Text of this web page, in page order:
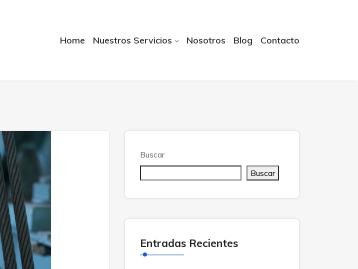
Home Nuestros Servicios Nosotros Blog Contacto
Buscar
Buscar
Entradas Recientes